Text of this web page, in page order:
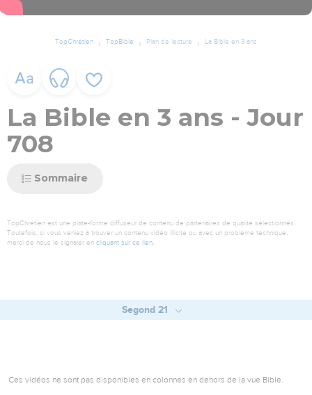
TopChrétien TopBible Plan de lecture La Bible en 3 ans
La Bible en 3 ans - Jour
708
Sommaire
TopChrétien est une plate-forme diffuseur de contenu de partenaires de qualité sélectionnés.
Toutefois, si vous veniez à trouver un contenu vidéo illicite ou avec un problème technique,
merci de nous le signaler en cliquant sur ce lien
Segond 21
Ces vidéos ne sont pas disponibles en colonnes en dehors de la vue Bible.